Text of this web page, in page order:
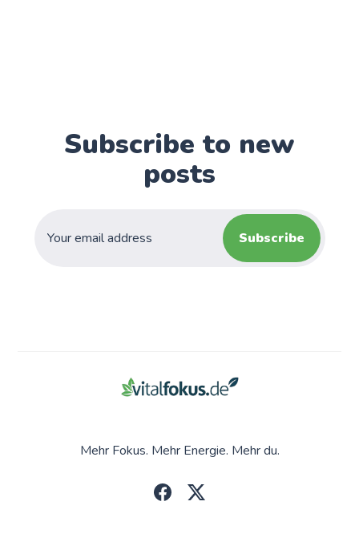
Subscribe to new
posts
Subscribe
Mehr Fokus. Mehr Energie. Mehr du.